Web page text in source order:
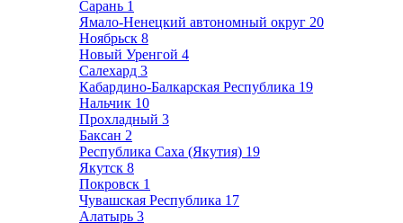
Сарань 1
Ямало-Ненецкий автономный округ 20
Ноябрьск 8
Новый Уренгой 4
Салехард 3
Кабардино-Балкарская Республика 19
Нальчик 10
Прохладный 3
Баксан 2
Республика Саха (Якутия) 19
Якутск 8
Покровск 1
Чувашская Республика 17
Алатырь 3